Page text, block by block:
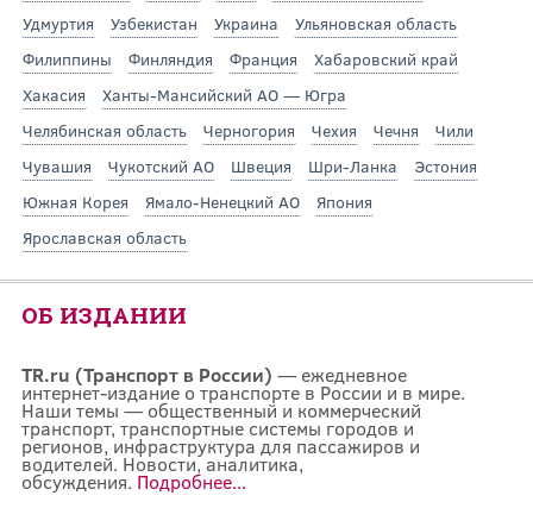
Удмуртия
Узбекистан Украина
Ульяновская область
Филиппины
Финляндия Франция
Хабаровский край
Хакасия
Ханты-Мансийский АО — Югра
Челябинская область
Черногория Чехия Чечня
Чили
Чувашия
Чукотский АО Швеция Шри-Ланка
Эстония
Южная Корея
Ямало-Ненецкий АО
Япония
Ярославская область
ОБ ИЗДАНИИ
TR.ru (Транспорт в России) — ежедневное
интернет-издание о транспорте в России и в мире.
Наши темы — общественный и коммерческий
транспорт, транспортные системы городов и
регионов, инфраструктура для пассажиров и
водителей. Новости, аналитика,
обсуждения. Подробнее...